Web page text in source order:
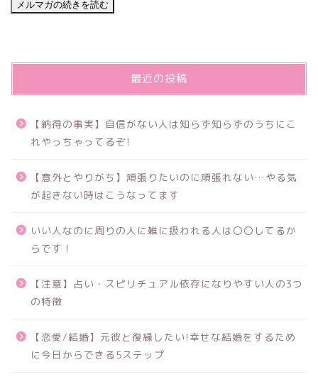
最近の投稿
【納得の事実】自信がない人は知らず知らずのうちにこ
れやっちゃってるぞ!
【意外とやりがち】頑張りたいのに頑張れない…やる気
が起きない時はこうなってます
いい人なのに周りの人に雑に扱われる人は〇〇してるか
らです！
【注意】占い・スピリチュアル依存になりやすい人の3つ
の特徴
【恋愛/結婚】元彼と復縁したい!幸せな結婚をするため
に今日からできる5ステップ